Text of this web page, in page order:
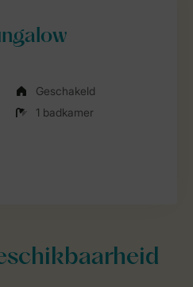
Geschakeld
1 badkamer